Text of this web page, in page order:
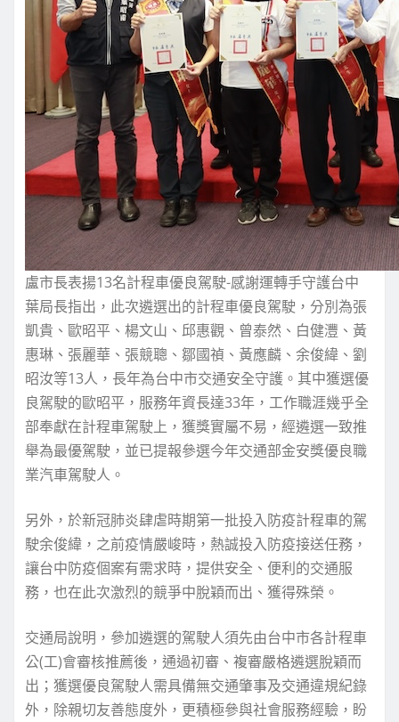
盧市長表揚13名計程車優良駕駛-感謝運轉手守護台中
葉局長指出，此次遴選出的計程車優良駕駛，分別為張
凱貴、歐昭平、楊文山、邱惠觀、曾泰然、白健灃、黃
惠琳、張麗華、張競聰、鄒國禎、黃應麟、余俊緯、劉
昭汝等13人，長年為台中市交通安全守護。其中獲選優
良駕駛的歐昭平，服務年資長達33年，工作職涯幾乎全
部奉獻在計程車駕駛上，獲獎實屬不易，經遴選一致推
舉為最優駕駛，並已提報參選今年交通部金安獎優良職
業汽車駕駛人。
另外，於新冠肺炎肆虐時期第一批投入防疫計程車的駕
駛余俊緯，之前疫情嚴峻時，熱誠投入防疫接送任務，
讓台中防疫個案有需求時，提供安全、便利的交通服
務，也在此次激烈的競爭中脫穎而出、獲得殊榮。
交通局說明，參加遴選的駕駛人須先由台中市各計程車
公(工)會審核推薦後，通過初審、複審嚴格遴選脫穎而
出；獲選優良駕駛人需具備無交通肇事及交通違規紀錄
外，除親切友善態度外，更積極參與社會服務經驗，盼